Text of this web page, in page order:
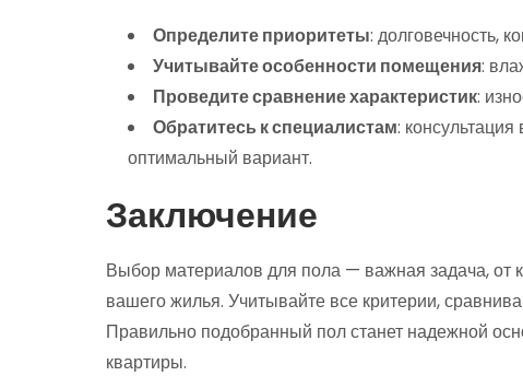
Определите приоритеты: долговечность,
Учитывайте особенности помещения:
Проведите сравнение характеристик:
Обратитесь к специалистам:
оптимальный вариант.
Заключение
Выбор материалов для пола — важная задача, от
вашего жилья. Учитывайте все критерии,
Правильно подобранный пол станет надежной
квартиры.